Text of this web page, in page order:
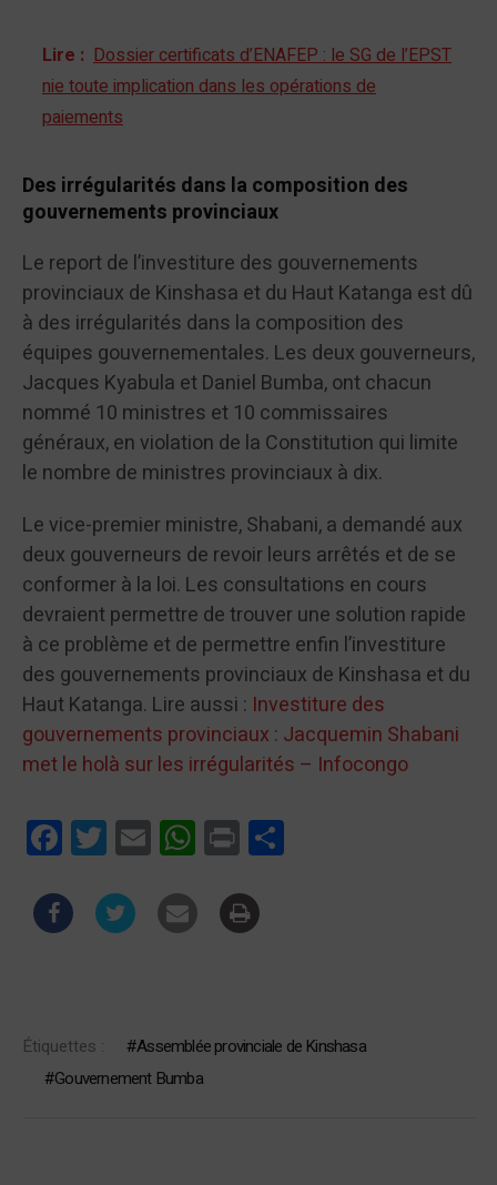
Lire : Dossier certificats d’ENAFEP : le SG de l’EPST
nie toute implication dans les opérations de
paiements
Des irrégularités dans la composition des
gouvernements provinciaux
Le report de l’investiture des gouvernements
provinciaux de Kinshasa et du Haut Katanga est dû
à des irrégularités dans la composition des
équipes gouvernementales. Les deux gouverneurs,
Jacques Kyabula et Daniel Bumba, ont chacun
nommé 10 ministres et 10 commissaires
généraux, en violation de la Constitution qui limite
le nombre de ministres provinciaux à dix.
Le vice-premier ministre, Shabani, a demandé aux
deux gouverneurs de revoir leurs arrêtés et de se
conformer à la loi. Les consultations en cours
devraient permettre de trouver une solution rapide
à ce problème et de permettre enfin l’investiture
des gouvernements provinciaux de Kinshasa et du
Haut Katanga. Lire aussi : Investiture des
gouvernements provinciaux : Jacquemin Shabani
met le holà sur les irrégularités – Infocongo
FacebookTwitterEmail WhatsApp
Print
Étiquettes :
Assemblée provinciale de Kinshasa
Gouvernement Bumba